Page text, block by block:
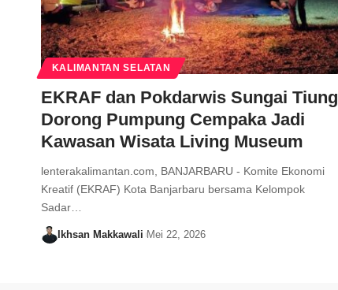
KALIMANTAN SELATAN
EKRAF dan Pokdarwis Sungai Tiung
Dorong Pumpung Cempaka Jadi
Kawasan Wisata Living Museum
lenterakalimantan.com, BANJARBARU - Komite Ekonomi
Kreatif (EKRAF) Kota Banjarbaru bersama Kelompok
Sadar…
Ikhsan Makkawali Mei 22, 2026